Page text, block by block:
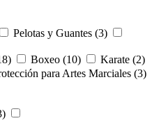
Pelotas y Guantes (3)
Boxeo (10)
Karate (2)
para Artes Marciales (3)